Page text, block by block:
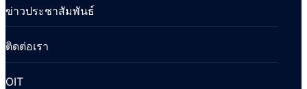
ข่าวประชาสัมพันธ์
ติดต่อเรา
OIT